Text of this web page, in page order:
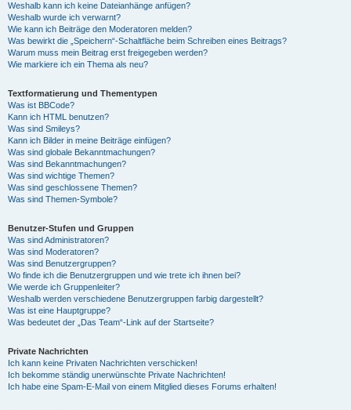
Weshalb kann ich keine Dateianhänge anfügen?
Weshalb wurde ich verwarnt?
Wie kann ich Beiträge den Moderatoren melden?
Was bewirkt die „Speichern“-Schaltfläche beim Schreiben eines Beitrags?
Warum muss mein Beitrag erst freigegeben werden?
Wie markiere ich ein Thema als neu?
Textformatierung und Thementypen
Was ist BBCode?
Kann ich HTML benutzen?
Was sind Smileys?
Kann ich Bilder in meine Beiträge einfügen?
Was sind globale Bekanntmachungen?
Was sind Bekanntmachungen?
Was sind wichtige Themen?
Was sind geschlossene Themen?
Was sind Themen-Symbole?
Benutzer-Stufen und Gruppen
Was sind Administratoren?
Was sind Moderatoren?
Was sind Benutzergruppen?
Wo finde ich die Benutzergruppen und wie trete ich ihnen bei?
Wie werde ich Gruppenleiter?
Weshalb werden verschiedene Benutzergruppen farbig dargestellt?
Was ist eine Hauptgruppe?
Was bedeutet der „Das Team“-Link auf der Startseite?
Private Nachrichten
Ich kann keine Privaten Nachrichten verschicken!
Ich bekomme ständig unerwünschte Private Nachrichten!
Ich habe eine Spam-E-Mail von einem Mitglied dieses Forums erhalten!